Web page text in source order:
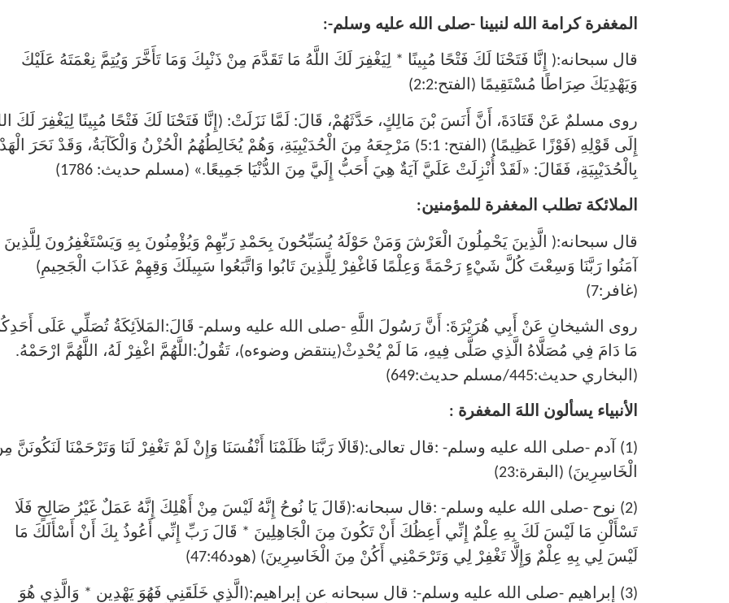
المغفرة كرامة الله لنبينا -صلى الله عليه وسلم-:
قال سبحانه:( إِنَّا فَتَحْنَا لَكَ فَتْحًا مُبِينًا * لِيَغْفِرَ لَكَ اللَّهُ مَا تَقَدَّمَ مِنْ ذَنْبِكَ وَمَا تَأَخَّرَ وَيُتِمَّ نِعْمَتَهُ عَلَيْكَ
وَيَهْدِيَكَ صِرَاطًا مُسْتَقِيمًا (الفتح:2:2)
روى مسلمٌ عَنْ قَتَادَةَ، أَنَّ أَنَسَ بْنَ مَالِكٍ، حَدَّثَهُمْ، قَالَ: لَمَّا نَزَلَتْ: (إِنَّا فَتَحْنَا لَكَ فَتْحًا مُبِينًا لِيَغْفِرَ لَكَ
إِلَى قَوْلِهِ (فَوْزًا عَظِيمًا) (الفتح: 5:1) مَرْجِعَهُ مِنَ الْحُدَيْبِيَةِ، وَهُمْ يُخَالِطُهُمُ الْحُزْنُ وَالْكَآبَةُ، وَقَدْ نَحَرَ
بِالْحُدَيْبِيَةِ، فَقَالَ: «لَقَدْ أُنْزِلَتْ عَلَيَّ آيَةٌ هِيَ أَحَبُّ إِلَيَّ مِنَ الدُّنْيَا جَمِيعًا.» (مسلم حديث: 1786)
الملائكة تطلب المغفرة للمؤمنين:
قال سبحانه:( الَّذِينَ يَحْمِلُونَ الْعَرْشَ وَمَنْ حَوْلَهُ يُسَبِّحُونَ بِحَمْدِ رَبِّهِمْ وَيُؤْمِنُونَ بِهِ وَيَسْتَغْفِرُونَ لِلَّذِينَ
آمَنُوا رَبَّنَا وَسِعْتَ كُلَّ شَيْءٍ رَحْمَةً وَعِلْمًا فَاغْفِرْ لِلَّذِينَ تَابُوا وَاتَّبَعُوا سَبِيلَكَ وَقِهِمْ عَذَابَ الْجَحِيمِ)
(غافر:7)
روى الشيخانِ عَنْ أَبِي هُرَيْرَةَ: أَنَّ رَسُولَ اللَّهِ -صلى الله عليه وسلم- قَالَ:المَلاَئِكَةُ تُصَلِّي عَلَى
مَا دَامَ فِي مُصَلَّاهُ الَّذِي صَلَّى فِيهِ، مَا لَمْ يُحْدِثْ(ينتقض وضوءه)، تَقُولُ:اللَّهُمَّ اغْفِرْ لَهُ، اللَّهُمَّ ارْحَمْهُ.
(البخاري حديث:445/مسلم حديث:649)
الأنبياء يسألون اللهَ المغفرة :
(1) آدم -صلى الله عليه وسلم- :قال تعالى:(قَالَا رَبَّنَا ظَلَمْنَا أَنْفُسَنَا وَإِنْ لَمْ تَغْفِرْ لَنَا وَتَرْحَمْنَا لَنَكُونَنَّ
الْخَاسِرِينَ) (البقرة:23)
(2) نوح -صلى الله عليه وسلم- :قال سبحانه:(قَالَ يَا نُوحُ إِنَّهُ لَيْسَ مِنْ أَهْلِكَ إِنَّهُ عَمَلٌ غَيْرُ صَالِحٍ فَلَا
تَسْأَلْنِ مَا لَيْسَ لَكَ بِهِ عِلْمٌ إِنِّي أَعِظُكَ أَنْ تَكُونَ مِنَ الْجَاهِلِينَ * قَالَ رَبِّ إِنِّي أَعُوذُ بِكَ أَنْ أَسْأَلَكَ مَا
لَيْسَ لِي بِهِ عِلْمٌ وَإِلَّا تَغْفِرْ لِي وَتَرْحَمْنِي أَكُنْ مِنَ الْخَاسِرِينَ) (هود47:46)
(3) إبراهيم -صلى الله عليه وسلم-: قال سبحانه عن إبراهيم:(الَّذِي خَلَقَنِي فَهُوَ يَهْدِينِ * وَالَّذِي هُوَ